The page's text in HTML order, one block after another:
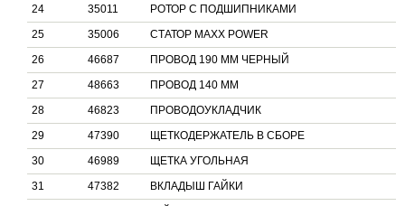
24
35011
РОТОР С ПОДШИПНИКАМИ
25
35006
СТАТОР MAXX POWER
26
46687
ПРОВОД 190 ММ ЧЕРНЫЙ
27
48663
ПРОВОД 140 ММ
28
46823
ПРОВОДОУКЛАДЧИК
29
47390
ЩЕТКОДЕРЖАТЕЛЬ В СБОРЕ
30
46989
ЩЕТКА УГОЛЬНАЯ
31
47382
ВКЛАДЫШ ГАЙКИ